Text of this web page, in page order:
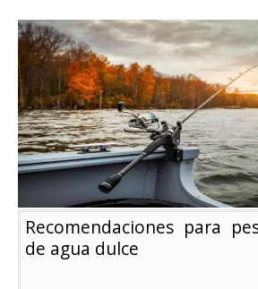
para
empatillar
un
anzuelo
Recomendaciones para
de agua dulce